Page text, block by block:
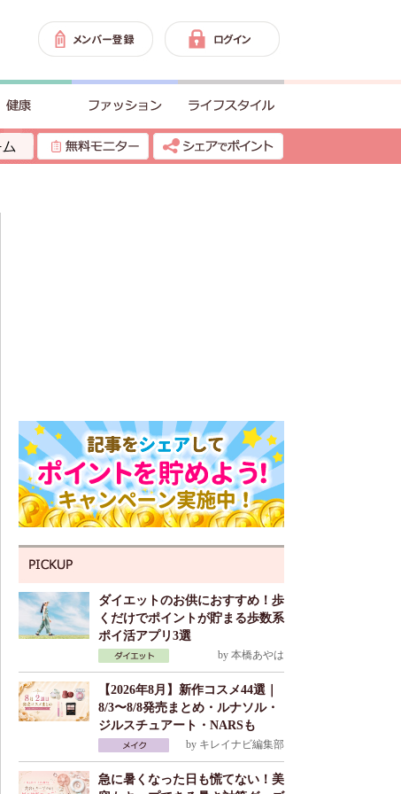
ダイエットのお供におすすめ！歩
くだけでポイントが貯まる歩数系
ポイ活アプリ3選
by 本橋あやは
【2026年8月】新作コスメ44選｜
8/3〜8/8発売まとめ・ルナソル・
ジルスチュアート・NARSも
by キレイナビ編集部
急に暑くなった日も慌てない！美